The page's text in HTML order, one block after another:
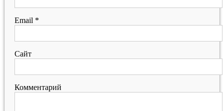
Email *
Сайт
Комментарий